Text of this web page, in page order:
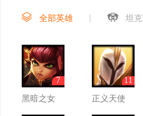
全部英雄 坦克
黑暗之女
7
正义天使
11